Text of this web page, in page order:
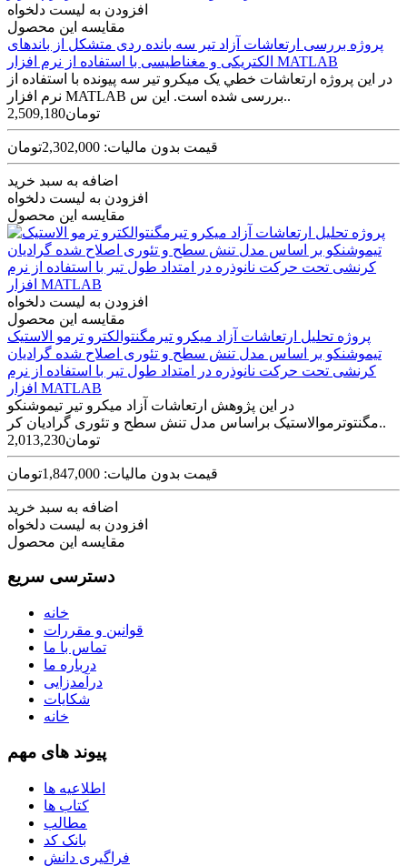
افزودن به لیست دلخواه
مقایسه این محصول
پروژه بررسی ارتعاشات آزاد تیر سه بانده ردی متشکل از باندهای
الکتریکی و مغناطیسی با استفاده از نرم افزار MATLAB
در اين پروژه ارتعاشات خطي یک میکرو تیر سه پیونده با استفاده از
نرم افزار MATLAB بررسی شده است. این س..
2,509,180تومان
قیمت بدون مالیات: 2,302,000تومان
اضافه به سبد خرید
افزودن به لیست دلخواه
مقایسه این محصول
افزودن به لیست دلخواه
مقایسه این محصول
پروژه تحلیل ارتعاشات آزاد میکرو تیرمگنتوالکترو ترمو الاستیک
تیموشنکو بر اساس مدل تنش سطح و تئوری اصلاح شده گرادیان
کرنشی تحت حرکت نانوذره در امتداد طول تیر با استفاده از نرم
افزار MATLAB
در اين پژوهش ارتعاشات آزاد میکرو تیر تیموشنکو
مگنتوترموالاستیک براساس مدل تنش سطح و تئوری گرادیان کر..
2,013,230تومان
قیمت بدون مالیات: 1,847,000تومان
اضافه به سبد خرید
افزودن به لیست دلخواه
مقایسه این محصول
دسترسی سریع
خانه
قوانین و مقررات
تماس با ما
درباره ما
درآمدزایی
شکایات
خانه
پیوند های مهم
اطلاعیه ها
کتاب ها
مطالب
بانک کد
فراگیری دانش